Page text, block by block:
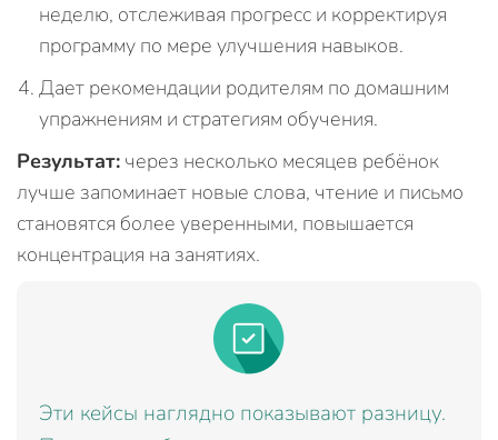
неделю, отслеживая прогресс и корректируя
программу по мере улучшения навыков.
Дает рекомендации родителям по домашним
упражнениям и стратегиям обучения.
Результат: через несколько месяцев ребёнок
лучше запоминает новые слова, чтение и письмо
становятся более уверенными, повышается
концентрация на занятиях.
Эти кейсы наглядно показывают разницу.